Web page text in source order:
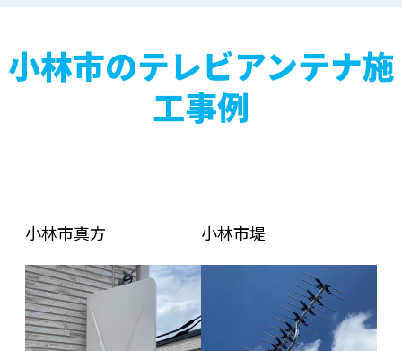
小林市のテレビアンテナ施
工事例
小林市真方 小林市堤